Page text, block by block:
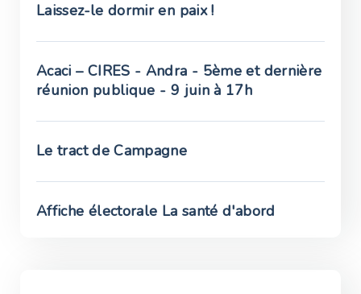
Laissez-le dormir en paix !
Acaci – CIRES - Andra - 5ème et dernière
réunion publique - 9 juin à 17h
Le tract de Campagne
Affiche électorale La santé d'abord